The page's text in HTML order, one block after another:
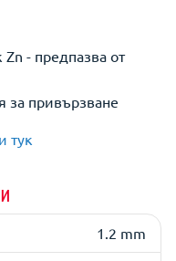
- предпазва от
за привързване
тук
1.2 mm